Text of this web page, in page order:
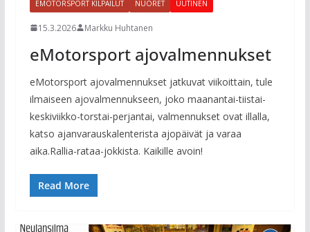
EMOTORSPORT KILPAILUT NUORET UUTINEN
15.3.2026 Markku Huhtanen
eMotorsport ajovalmennukset
eMotorsport ajovalmennukset jatkuvat viikoittain, tule
ilmaiseen ajovalmennukseen, joko maanantai-tiistai-
keskiviikko-torstai-perjantai, valmennukset ovat illalla,
katso ajanvarauskalenterista ajopäivät ja varaa
aika.Rallia-rataa-jokkista. Kaikille avoin!
Read More